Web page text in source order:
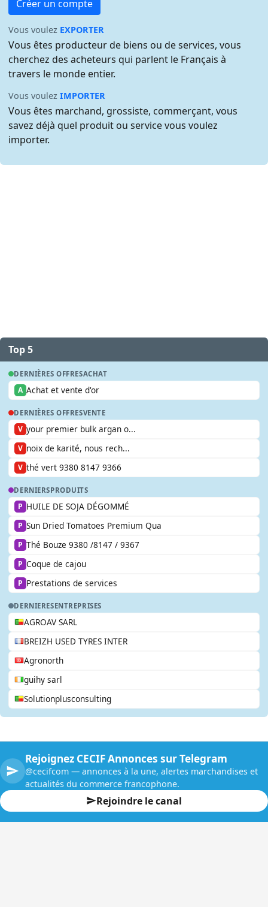
Créer un compte
Vous voulez EXPORTER
Vous êtes producteur de biens ou de services, vous
cherchez des acheteurs qui parlent le Français à
travers le monde entier.
Vous voulezIMPORTER
Vous êtes marchand, grossiste, commerçant, vous
savez déjà quel produit ou service vous voulez
importer.
Top 5
DERNIÈRES OFFRESACHAT
A Achat et vente d'or
DERNIÈRES OFFRESVENTE
V your premier bulk argan o...
V noix de karité, nous rech...
V thé vert 9380 8147 9366
DERNIERSPRODUITS
P HUILE DE SOJA DÉGOMMÉ
P Sun Dried Tomatoes Premium Qua
P Thé Bouze 9380 /8147 / 9367
P Coque de cajou
P Prestations de services
DERNIERESENTREPRISES
AGROAV SARL
BREIZH USED TYRES INTER
Agronorth
guihy sarl
Solutionplusconsulting
Rejoignez CECIF Annonces sur Telegram
@cecifcom — annonces à la une, alertes marchandises et
actualités du commerce francophone.
Rejoindre le canal